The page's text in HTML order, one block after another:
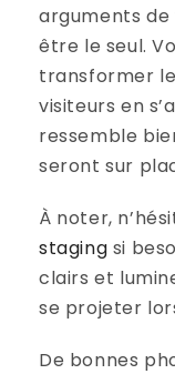
arguments de
être le seul.
transformer
visiteurs en
ressemble
seront sur
À noter,
staging si
clairs et
se projeter
De bonnes